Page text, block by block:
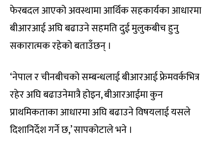
फेरबदल आएको अवस्थामा आर्थिक सहकार्यका आधारमा
बीआरआई अघि बढाउने सहमति दुई मुलुकबीच हुनु
सकारात्मक रहेको बताउँछन् ।
‘नेपाल र चीनबीचको सम्बन्धलाई बीआरआई फ्रेमवर्कभित्र
रहेर अघि बढाउनेमात्रै होइन, बीआरआईमा कुन
प्राथमिकताका आधारमा अघि बढाउने विषयलाई यसले
दिशानिर्देश गर्ने छ,’ सापकोटाले भने ।